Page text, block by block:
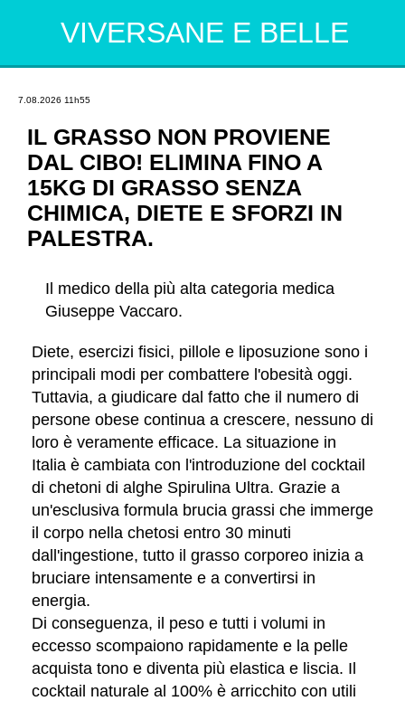
VIVERSANE E BELLE
7.08.2026 11h55
IL GRASSO NON PROVIENE
DAL CIBO! ELIMINA FINO A
15KG DI GRASSO SENZA
CHIMICA, DIETE E SFORZI IN
PALESTRA.
Il medico della più alta categoria medica
Giuseppe Vaccaro.
Diete, esercizi fisici, pillole e liposuzione sono i
principali modi per combattere l'obesità oggi.
Tuttavia, a giudicare dal fatto che il numero di
persone obese continua a crescere, nessuno di
loro è veramente efficace. La situazione in
Italia è cambiata con l'introduzione del cocktail
di chetoni di alghe Spirulina Ultra. Grazie a
un'esclusiva formula brucia grassi che immerge
il corpo nella chetosi entro 30 minuti
dall'ingestione, tutto il grasso corporeo inizia a
bruciare intensamente e a convertirsi in
energia.
Di conseguenza, il peso e tutti i volumi in
eccesso scompaiono rapidamente e la pelle
acquista tono e diventa più elastica e liscia. Il
cocktail naturale al 100% è arricchito con utili